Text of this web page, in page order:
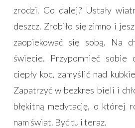
zrodzi. Co dalej? Ustały
deszcz. Zrobiło się zimno i
zaopiekować się sobą. Na
świecie. Przypomnieć
ciepły koc, zamyślić nad
Zapatrzyć w bezkres bieli i
błękitną medytację, o której
nam świat. Być tu i teraz.